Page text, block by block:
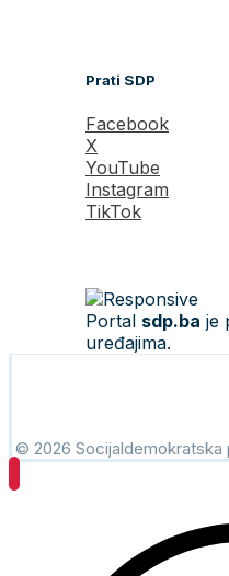
Prati SDP
Facebook
X
YouTube
Instagram
TikTok
Portal sdp.ba je
uređajima.
© 2026 Socijaldemokratska